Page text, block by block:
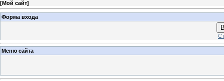
[Мой сайт]
Форма входа
Меню сайта